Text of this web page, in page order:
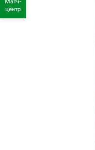
Матч-
центр